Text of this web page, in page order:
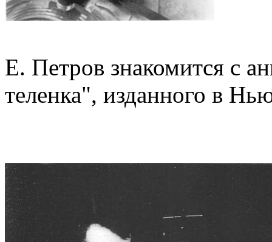
Е. Петров знакомится с
теленка", изданного в